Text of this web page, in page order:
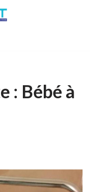
: Bébé à